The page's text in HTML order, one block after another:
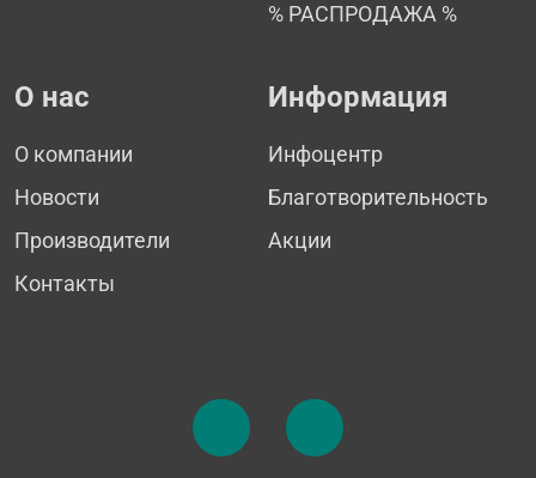
% РАСПРОДАЖА %
О нас
О компании
Новости
Производители
Контакты
Информация
Инфоцентр
Благотворительность
Акции